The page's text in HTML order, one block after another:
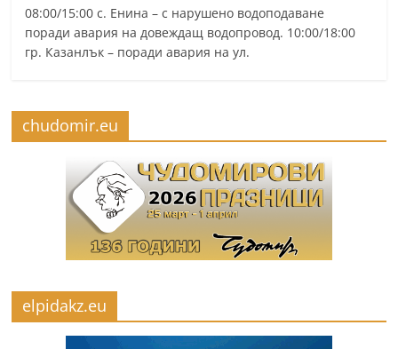
08:00/15:00 с. Енина – с нарушено водоподаване
поради авария на довеждащ водопровод. 10:00/18:00
гр. Казанлък – поради авария на ул.
chudomir.eu
elpidakz.eu